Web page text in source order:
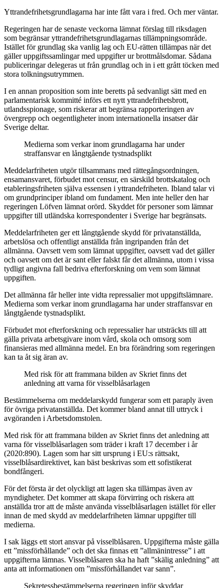
Yttrandefrihetsgrundlagarna har inte fått vara i fred. Och mer väntar.
Regeringen har de senaste veckorna lämnat förslag till riksdagen
som begränsar yttrandefrihetsgrundlagarnas tillämpningsområde.
Istället för grundlag ska vanlig lag och EU-rätten tillämpas när det
gäller uppgiftssamlingar med uppgifter ur brottmålsdomar. Sådana
publiceringar delegeras ut från grundlag och in i ett grått töcken med
stora tolkningsutrymmen.
I en annan proposition som inte beretts på sedvanligt sätt med en
parlamentarisk kommitté införs ett nytt yttrandefrihetsbrott,
utlandsspionage, som riskerar att begränsa rapporteringen av
övergrepp och oegentligheter inom internationella insatser där
Sverige deltar.
Medierna som verkar inom grundlagarna har under
straffansvar en långtgående tystnadsplikt
Meddelarfriheten utgör tillsammans med rättegångsordningen,
ensamansvaret, förbudet mot censur, en särskild brottskatalog och
etableringsfriheten själva essensen i yttrandefriheten. Ibland talar vi
om grundprinciper ibland om fundament. Men inte heller den har
regeringen Löfven lämnat orörd. Skyddet för personer som lämnar
uppgifter till utländska korrespondenter i Sverige har begränsats.
Meddelarfriheten ger ett långtgående skydd för privatanställda,
arbetslösa och offentligt anställda från ingripanden från det
allmänna. Oavsett vem som lämnat uppgifter, oavsett vad det gäller
och oavsett om det är sant eller falskt får det allmänna, utom i vissa
tydligt angivna fall bedriva efterforskning om vem som lämnat
uppgiften.
Det allmänna får heller inte vidta repressalier mot uppgiftslämnare.
Medierna som verkar inom grundlagarna har under straffansvar en
långtgående tystnadsplikt.
Förbudet mot efterforskning och repressalier har utsträckts till att
gälla privata arbetsgivare inom vård, skola och omsorg som
finansieras med allmänna medel. En bra förändring som regeringen
kan ta åt sig äran av.
Med risk för att frammana bilden av Skriet finns det
anledning att varna för visselblåsarlagen
Bestämmelserna om meddelarskydd fungerar som ett paraply även
för övriga privatanställda. Det kommer bland annat till uttryck i
avgöranden i Arbetsdomstolen.
Med risk för att frammana bilden av Skriet finns det anledning att
varna för visselblåsarlagen som träder i kraft 17 december i år
(2020:890). Lagen som har sitt ursprung i EU:s rättsakt,
visselblåsardirektivet, kan bäst beskrivas som ett sofistikerat
bondfångeri.
För det första är det olyckligt att lagen ska tillämpas även av
myndigheter. Det kommer att skapa förvirring och riskera att
anställda tror att de måste använda visselblåsarlagen istället för eller
innan de med skydd av meddelarfriheten lämnar uppgifter till
medierna.
I sak läggs ett stort ansvar på visselblåsaren. Uppgifterna måste gälla
ett ”missförhållande” och det ska finnas ett ”allmänintresse” i att
uppgifterna lämnas. Visselblåsaren ska ha haft ”skälig anledning” att
anta att informationen om ”missförhållandet var sann”.
Sekretessbestämmelserna regeringen inför skyddar